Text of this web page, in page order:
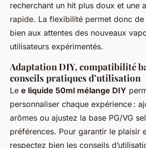
recherchant un hit plus doux et une
rapide. La flexibilité permet donc de
bien aux attentes des nouveaux
utilisateurs expérimentés.
Adaptation DIY, compatibilité
conseils pratiques d’utilisation
Le e liquide 50ml mélange DIY
personnaliser chaque expérience :
arômes ou ajustez la base PG/VG
préférences. Pour garantir le plaisir
respectez bien les conseils